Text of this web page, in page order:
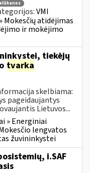
VMI
Mokesčių atidėjimas
ir mokėjimo
tiekėjų
tvarka
skelbiama:
pageidaujantys
Lietuvos...
» Energiniai
lengvatos
žuvininkystei
i.SAF